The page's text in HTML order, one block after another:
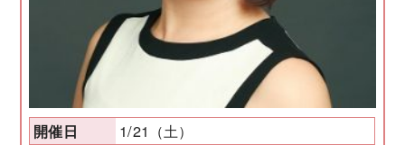
開催日 1/21（土）